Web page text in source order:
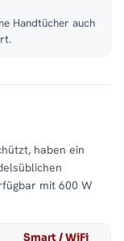
Handtücher auch
haben ein
mit 600 W
Smart / WiFi